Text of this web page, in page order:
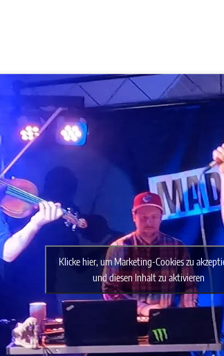
Klicke hier, um Marketing-Cookies zu
und diesen Inhalt zu aktivieren